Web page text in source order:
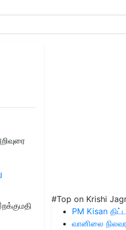
#Top on Krishi
PM Kisan
வானிலை